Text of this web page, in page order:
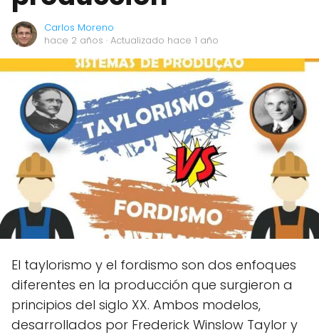
Carlos Moreno
hace 2 años · Actualizado hace 1 año
El taylorismo y el fordismo son dos enfoques
diferentes en la producción que surgieron a
principios del siglo XX. Ambos modelos,
desarrollados por Frederick Winslow Taylor y